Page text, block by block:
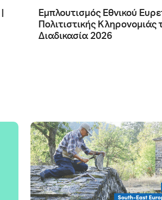
Εμπλουτισμός Εθνικού
Πολιτιστικής Κληρονομιάς
Διαδικασία 2026